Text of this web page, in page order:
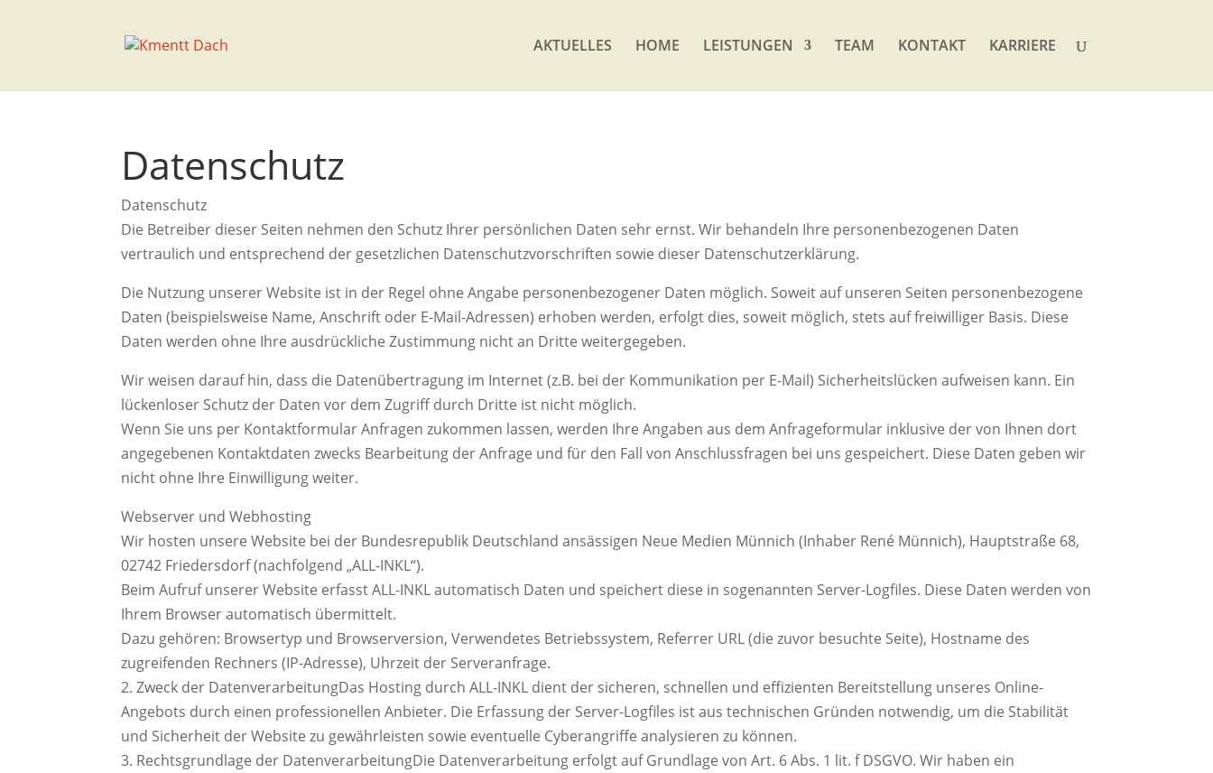
AKTUELLES HOME LEISTUNGEN TEAM KONTAKT KARRIERE
Datenschutz
Datenschutz
Die Betreiber dieser Seiten nehmen den Schutz Ihrer persönlichen Daten sehr ernst. Wir behandeln Ihre personenbezogenen Daten
vertraulich und entsprechend der gesetzlichen Datenschutzvorschriften sowie dieser Datenschutzerklärung.
Die Nutzung unserer Website ist in der Regel ohne Angabe personenbezogener Daten möglich. Soweit auf unseren Seiten personenbezogene
Daten (beispielsweise Name, Anschrift oder E-Mail-Adressen) erhoben werden, erfolgt dies, soweit möglich, stets auf freiwilliger Basis. Diese
Daten werden ohne Ihre ausdrückliche Zustimmung nicht an Dritte weitergegeben.
Wir weisen darauf hin, dass die Datenübertragung im Internet (z.B. bei der Kommunikation per E-Mail) Sicherheitslücken aufweisen kann. Ein
lückenloser Schutz der Daten vor dem Zugriff durch Dritte ist nicht möglich.
Wenn Sie uns per Kontaktformular Anfragen zukommen lassen, werden Ihre Angaben aus dem Anfrageformular inklusive der von Ihnen dort
angegebenen Kontaktdaten zwecks Bearbeitung der Anfrage und für den Fall von Anschlussfragen bei uns gespeichert. Diese Daten geben wir
nicht ohne Ihre Einwilligung weiter.
Webserver und Webhosting
Wir hosten unsere Website bei der Bundesrepublik Deutschland ansässigen Neue Medien Münnich (Inhaber René Münnich), Hauptstraße 68,
02742 Friedersdorf (nachfolgend „ALL-INKL“).
Beim Aufruf unserer Website erfasst ALL-INKL automatisch Daten und speichert diese in sogenannten Server-Logfiles. Diese Daten werden von
Ihrem Browser automatisch übermittelt.
Dazu gehören: Browsertyp und Browserversion, Verwendetes Betriebssystem, Referrer URL (die zuvor besuchte Seite), Hostname des
zugreifenden Rechners (IP-Adresse), Uhrzeit der Serveranfrage.
2. Zweck der DatenverarbeitungDas Hosting durch ALL-INKL dient der sicheren, schnellen und effizienten Bereitstellung unseres Online-
Angebots durch einen professionellen Anbieter. Die Erfassung der Server-Logfiles ist aus technischen Gründen notwendig, um die Stabilität
und Sicherheit der Website zu gewährleisten sowie eventuelle Cyberangriffe analysieren zu können.
3. Rechtsgrundlage der DatenverarbeitungDie Datenverarbeitung erfolgt auf Grundlage von Art. 6 Abs. 1 lit. f DSGVO. Wir haben ein